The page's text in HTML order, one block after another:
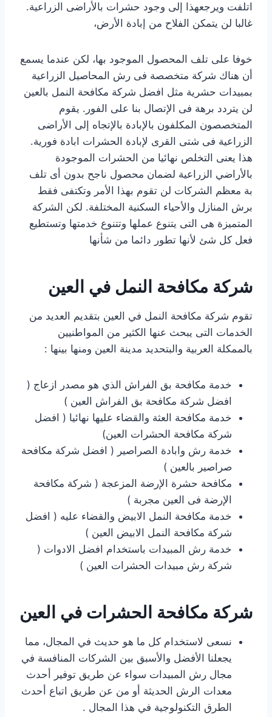
اتلفت ويرجعهذا إلى وجود حشرات بالأراضى الزراعية.
غالبا لن يتمكن الفلاح من إبادة الأرض،
خوفا على تلف المحصول الموجود بها، لكن عندما يسمع
أن هناك شركة متخصصة فى رش المحاصيل الزراعية
بمبيدات حشرية مثل افضل شركة مكافحة النمل بالعين
لن يتردد برهة فى الإتصال بنا على الفور. يقوم
المتخصصون المكلفون بالإبادة بالإتجاه إلى الأراضى
الزراعية فى شتى القرى لإبادة الحشرات ابادة فورية.
هذا يعنى التخلص نهائيا من الحشرات الموجودة
بالأراضي الزراعية لضمان محصول ناجح بدون أى تلف
بة معظم الشركات لن تقوم بهذا الأمر وتكتفى فقط
برش المنازل والأحياء السكنية المختلفة. لكن الشركة
المتميزة هى التى يتنوع عملها وتتنوع خدمتها وتستطيع
فعل كل شئ لأنها تطور دائما من شأنها
شركة مكافحة النمل في العين
تقوم شركة مكافحة النمل في العين بتقديم العديد من
الخدمات التى يبحث عنها الكثير من المواطنيين
بالممكلة العربية والبتحديد مدينة العين ومنها بينها :
خدمة مكافحة بق الفراش الذي هو مصدر ازعاج (
افضل شركة مكافحة بق الفراش العين )
خدمة مكافحة العثة والقضاء عليها نهائيا ( افضل
شركة مكافحة الحشرات العين)
خدمة رش وابادة الصراصير ( افضل شركة مكافحة
صراصير بالعين )
مكافحة حشرة الإرضة المزعجة ( شركة مكافحة
الإرضة فى العين مجربة )
خدمة مكافحة النمل الابيض والقضاء عليه ( افضل
شركة مكافحة النمل الابيض العين )
خدمة رش المبيدات باستخدام افضل الادوات (
شركة رش مبيدات الحشرات العين )
شركة مكافحة الحشرات في العين
نسعى لاستخدام كل ما هو حديث في المجال، مما
يجعلنا الأفضل والأسبق بين الشركات المنافسة في
مجال رش المبيدات سواء عن طريق توفير أحدث
معدات الرش الحديثة أو من عن طريق اتباع أحدث
الطرق التكنولوجية في هذا المجال .